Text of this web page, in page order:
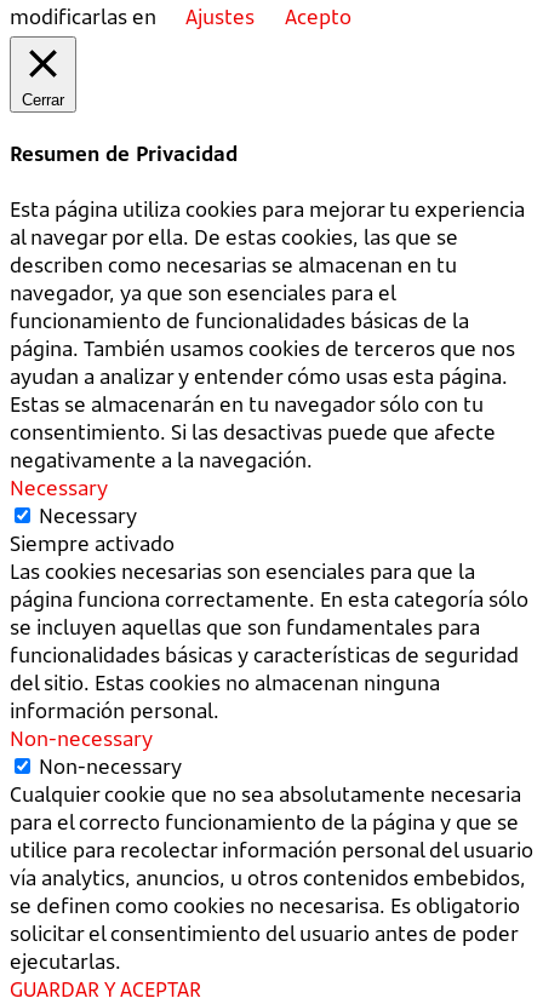
modificarlas en
Ajustes Acepto
Cerrar
Resumen de Privacidad
Esta página utiliza cookies para mejorar tu experiencia
al navegar por ella. De estas cookies, las que se
describen como necesarias se almacenan en tu
navegador, ya que son esenciales para el
funcionamiento de funcionalidades básicas de la
página. También usamos cookies de terceros que nos
ayudan a analizar y entender cómo usas esta página.
Estas se almacenarán en tu navegador sólo con tu
consentimiento. Si las desactivas puede que afecte
negativamente a la navegación.
Necessary
Necessary
Siempre activado
Las cookies necesarias son esenciales para que la
página funciona correctamente. En esta categoría sólo
se incluyen aquellas que son fundamentales para
funcionalidades básicas y características de seguridad
del sitio. Estas cookies no almacenan ninguna
información personal.
Non-necessary
Non-necessary
Cualquier cookie que no sea absolutamente necesaria
para el correcto funcionamiento de la página y que se
utilice para recolectar información personal del usuario
vía analytics, anuncios, u otros contenidos embebidos,
se definen como cookies no necesarisa. Es obligatorio
solicitar el consentimiento del usuario antes de poder
ejecutarlas.
GUARDAR Y ACEPTAR